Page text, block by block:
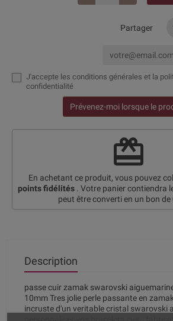
Partager
J'accepte les conditions générales et la
confidentialité
Prévenez-moi lorsque le
redeem
En achetant ce produit, vous pouvez
points fidélités . Votre panier contiendra
peut être converti en un bon de
Description
passe cuir zamak swarovski
10mm Tres jolie perle passante en
incruste d'un veritable cristal swarovski